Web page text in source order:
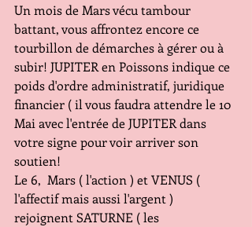
Un mois de Mars vécu tambour
battant, vous affrontez encore ce
tourbillon de démarches à gérer ou à
subir! JUPITER en Poissons indique ce
poids d'ordre administratif, juridique
financier ( il vous faudra attendre le 10
Mai avec l'entrée de JUPITER dans
votre signe pour voir arriver son
soutien!
Le 6,  Mars ( l'action ) et VENUS (
l'affectif mais aussi l'argent )
rejoignent SATURNE ( les